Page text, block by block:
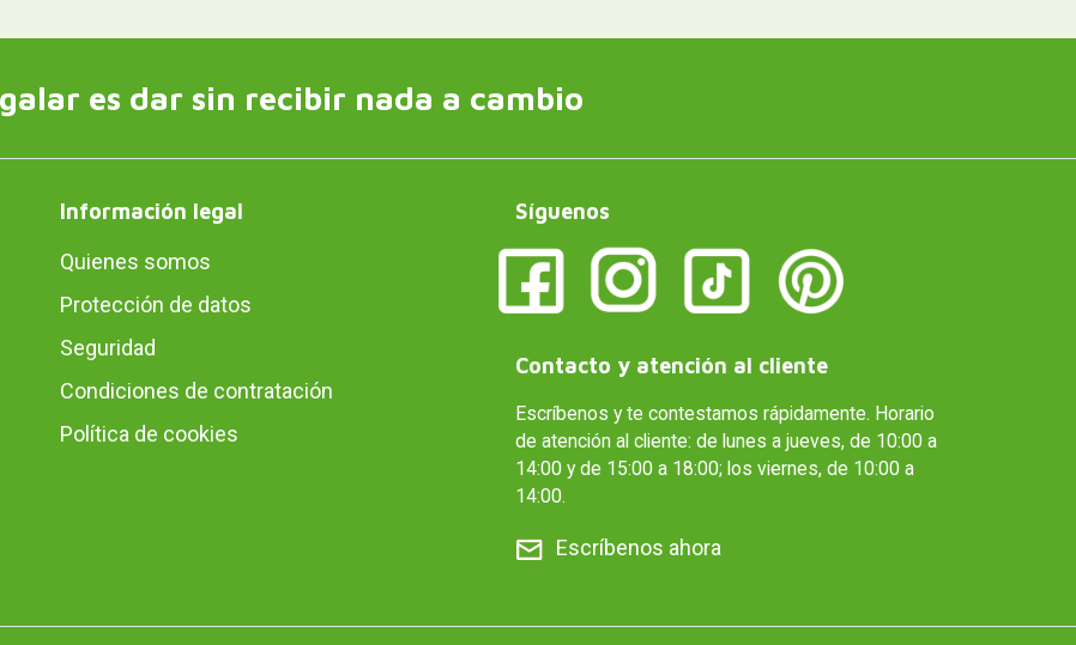
es dar sin recibir nada a cambio
Información legal
Quienes somos
Protección de datos
Seguridad
Condiciones de contratación
Política de cookies
Síguenos
Contacto y atención al cliente
Escríbenos y te contestamos rápidamente. Horario
de atención al cliente: de lunes a jueves, de 10:00 a
14:00 y de 15:00 a 18:00; los viernes, de 10:00 a
14:00.
Escríbenos ahora